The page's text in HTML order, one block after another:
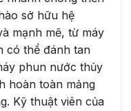
sở hữu hệ
mạnh mẽ, từ máy
có thể đánh tan
phun nước thủy
hoàn toàn mảng
Kỹ thuật viên của